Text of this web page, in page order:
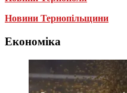
Новини Тернопільщини
Економіка